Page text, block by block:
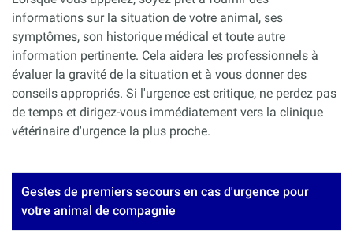
informations sur la situation de votre animal, ses
symptômes, son historique médical et toute autre
information pertinente. Cela aidera les professionnels à
évaluer la gravité de la situation et à vous donner des
conseils appropriés. Si l'urgence est critique, ne perdez pas
de temps et dirigez-vous immédiatement vers la clinique
vétérinaire d'urgence la plus proche.
Gestes de premiers secours en cas d'urgence pour
votre animal de compagnie